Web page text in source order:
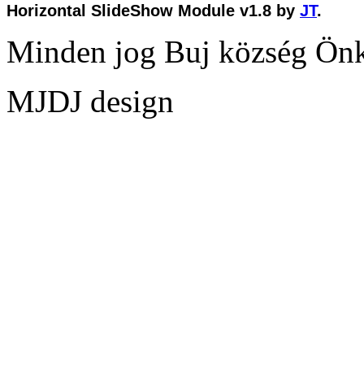
Horizontal SlideShow Module v1.8 by JT.
Minden jog Buj község
MJDJ design